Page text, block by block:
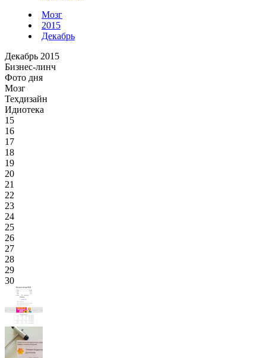
Мозг
2015
Декабрь
Декабрь 2015
Бизнес-линч
Фото дня
Мозг
Техдизайн
Идиотека
15
16
17
18
19
20
21
22
23
24
25
26
27
28
29
30